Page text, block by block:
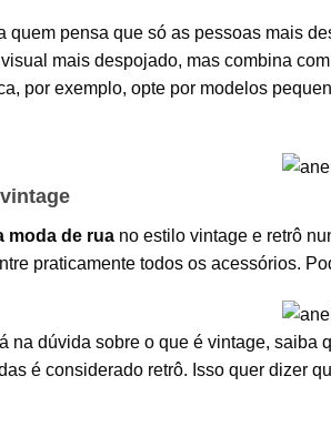
quem pensa que só as pessoas mais
mais despojado, mas combina
por exemplo, opte por modelos
moda de rua no estilo vintage e retrô
praticamente todos os acessórios.
na dúvida sobre o que é vintage, saiba
é considerado retrô. Isso quer dizer